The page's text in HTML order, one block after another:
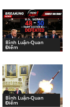
Bình Luận-Quan
Điểm
Bình Luận-Quan
Điểm